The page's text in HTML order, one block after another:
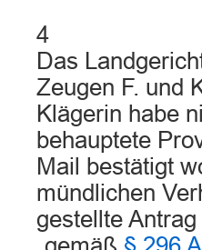
4
Das
Zeugen F. und
Klägerin habe
behauptete
Mail bestätigt
mündlichen
gestellte